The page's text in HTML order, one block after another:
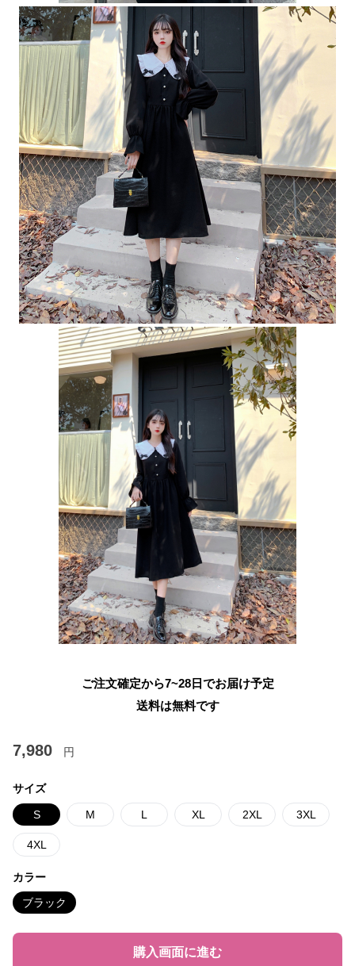
ご注文確定から7~28日でお届け予定
送料は無料です
7,980 円
サイズ
S M L XL 2XL 3XL
4XL
カラー
ブラック
購入画面に進む